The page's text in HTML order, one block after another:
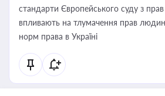
стандарти Європейського суду з
впливають на тлумачення прав
норм права в Україні